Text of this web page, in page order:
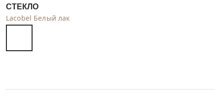
СТЕКЛО
Lacobel Белый лак